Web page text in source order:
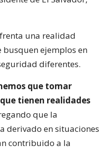
una realidad
busquen ejemplos en
diferentes.
que tomar
tienen realidades
que la
derivado en situaciones
contribuido a la